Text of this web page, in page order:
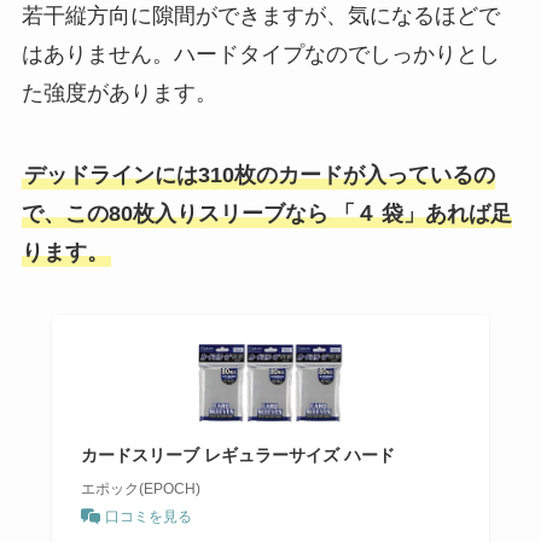
若干縦方向に隙間ができますが、気になるほどで
はありません。ハードタイプなのでしっかりとし
た強度があります。
デッドラインには310枚のカードが入っているの
で、この80枚入りスリーブなら 「４ 袋」あれば足
ります。
カードスリーブ レギュラーサイズ ハード
エポック(EPOCH)
口コミを見る